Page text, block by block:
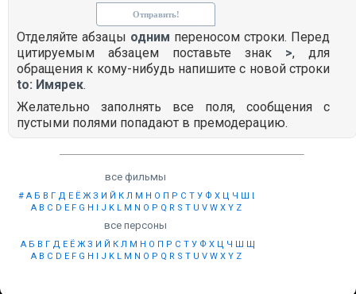
Отделяйте абзацы одним переносом строки. Перед
цитируемым абзацем поставьте знак >, для
обращения к кому-нибудь напишите с новой строки
to: Имярек.
Желательно заполнять все поля, сообщения с
пустыми полями попадают в премодерацию.
все фильмы
# А Б В Г Д Е Ё Ж З И Й К Л М Н О П Р С Т У Ф Х Ц Ч Ш Щ
A B C D E F G H I J K L M N O P Q R S T U V W X Y Z
все персоны
А Б В Г Д Е Ё Ж З И Й К Л М Н О П Р С Т У Ф Х Ц Ч Ш Щ
A B C D E F G H I J K L M N O P Q R S T U V W X Y Z